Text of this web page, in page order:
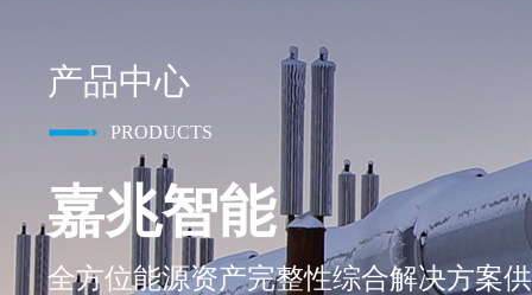
产品中心
PRODUCTS
嘉兆智能
全方位能源资产完整性综合解决方案